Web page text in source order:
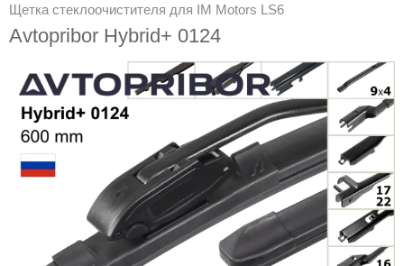
Щетка стеклоочистителя для IM Motors LS6
Avtopribor Hybrid+ 0124